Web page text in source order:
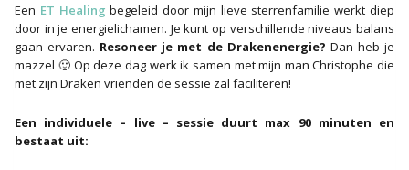
Een ET Healing begeleid door mijn lieve sterrenfamilie werkt diep
door in je energielichamen. Je kunt op verschillende niveaus balans
gaan ervaren. Resoneer je met de Drakenenergie? Dan heb je
mazzel 🙂 Op deze dag werk ik samen met mijn man Christophe die
met zijn Draken vrienden de sessie zal faciliteren!
Een individuele – live – sessie duurt max 90 minuten en
bestaat uit: